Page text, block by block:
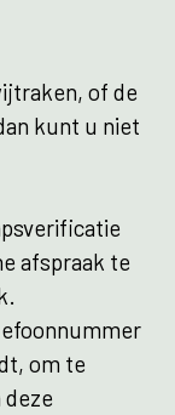
of de
kunt u niet
afspraak te
om te